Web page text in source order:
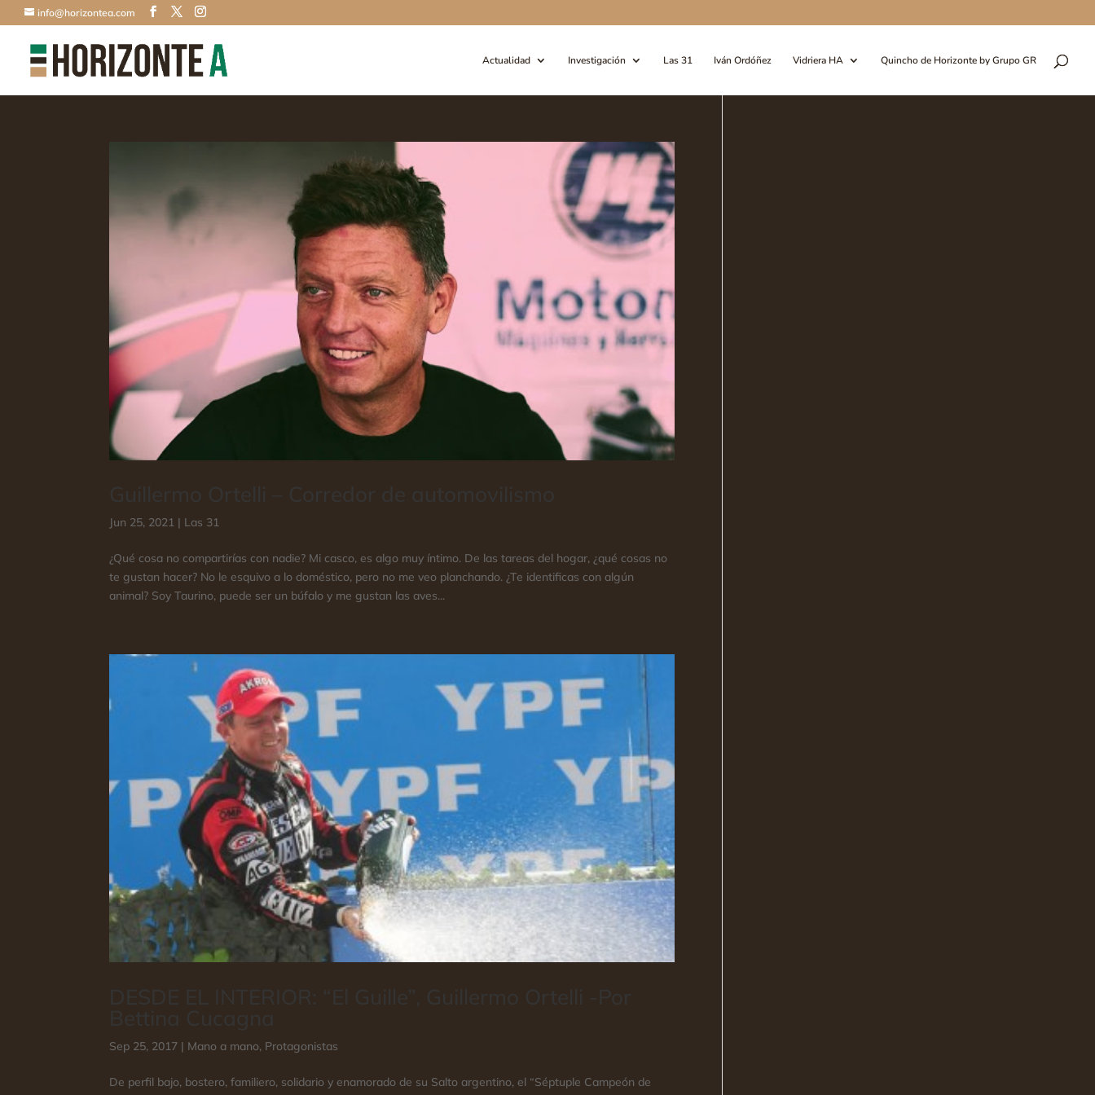
info@horizontea.com
Actualidad Investigación Las 31 Iván Ordóñez Vidriera HA Quincho de Horizonte by Grupo GR
Jun 25, 2021 | Las 31
¿Qué cosa no compartirías con nadie? Mi casco, es algo muy íntimo. De las tareas del hogar, ¿qué cosas no
te gustan hacer? No le esquivo a lo doméstico, pero no me veo planchando. ¿Te identificas con algún
animal? Soy Taurino, puede ser un búfalo y me gustan las aves...
Sep 25, 2017 | Mano a mano, Protagonistas
De perfil bajo, bostero, familiero, solidario y enamorado de su Salto argentino, el “Séptuple Campeón de